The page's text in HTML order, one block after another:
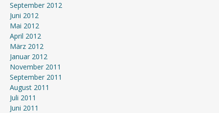
September 2012
Juni 2012
Mai 2012
April 2012
März 2012
Januar 2012
November 2011
September 2011
August 2011
Juli 2011
Juni 2011